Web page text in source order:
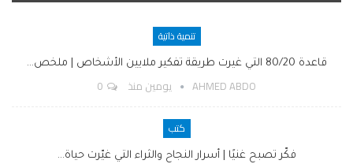
تنمية ذاتية
قاعدة 80/20 التي غيرت طريقة تفكير ملايين الأشخاص | ملخص…
AHMED ABDO يومين منذ
كتب
فكّر تصبح غنيًا | أسرار النجاح والثراء التي غيّرت حياة…